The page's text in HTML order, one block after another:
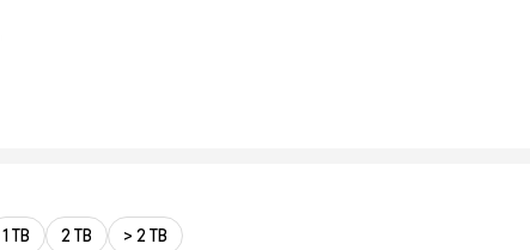
1 TB 2 TB > 2 TB